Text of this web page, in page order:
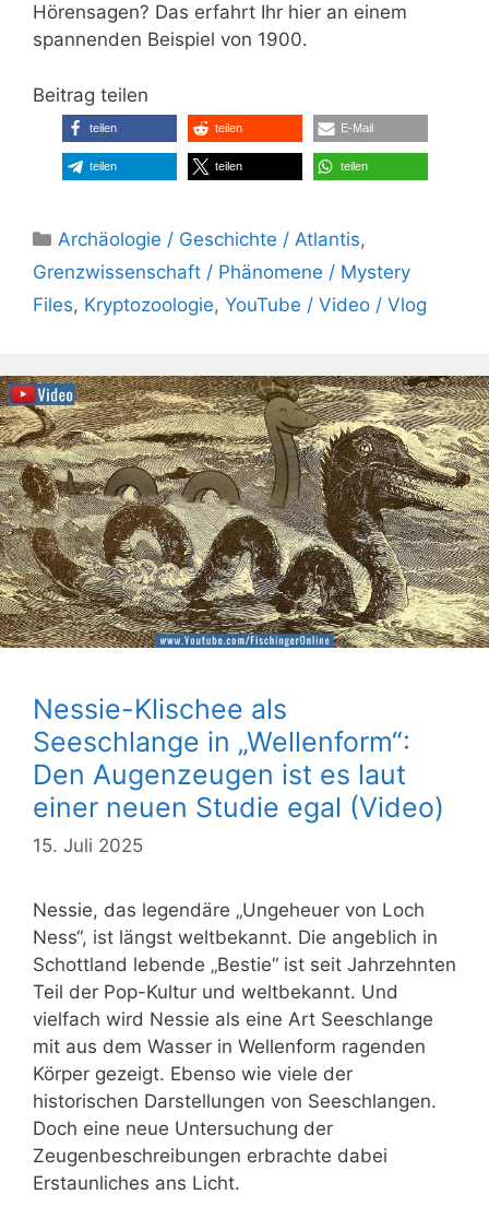
Hörensagen? Das erfahrt Ihr hier an einem
spannenden Beispiel von 1900.
Beitrag teilen
teilen teilen E-Mail
teilen teilen teilen
Kategorien
Archäologie / Geschichte / Atlantis,
Grenzwissenschaft / Phänomene / Mystery
Files, Kryptozoologie, YouTube / Video / Vlog
Nessie-Klischee als
Seeschlange in „Wellenform“:
Den Augenzeugen ist es laut
einer neuen Studie egal (Video)
15. Juli 2025
Nessie, das legendäre „Ungeheuer von Loch
Ness“, ist längst weltbekannt. Die angeblich in
Schottland lebende „Bestie“ ist seit Jahrzehnten
Teil der Pop-Kultur und weltbekannt. Und
vielfach wird Nessie als eine Art Seeschlange
mit aus dem Wasser in Wellenform ragenden
Körper gezeigt. Ebenso wie viele der
historischen Darstellungen von Seeschlangen.
Doch eine neue Untersuchung der
Zeugenbeschreibungen erbrachte dabei
Erstaunliches ans Licht.